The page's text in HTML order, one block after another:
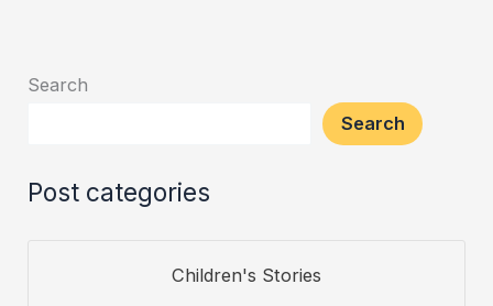
Search
Search
Post categories
Children's Stories